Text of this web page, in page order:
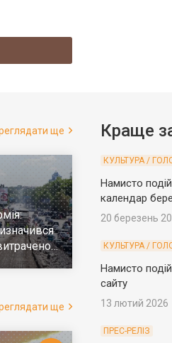
ще
ще
Краще
КУЛЬТУРА /
Намисто
календар
20 березень
КУЛЬТУРА /
Намисто
сайту
13 лютий 2026
ПРЕС-РЕЛІЗ